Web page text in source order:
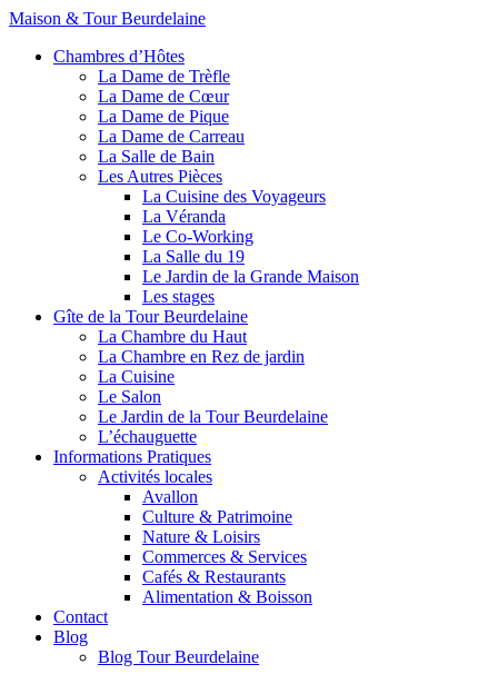
Maison & Tour Beurdelaine
Chambres d’Hôtes
La Dame de Trèfle
La Dame de Cœur
La Dame de Pique
La Dame de Carreau
La Salle de Bain
Les Autres Pièces
La Cuisine des Voyageurs
La Véranda
Le Co-Working
La Salle du 19
Le Jardin de la Grande Maison
Les stages
Gîte de la Tour Beurdelaine
La Chambre du Haut
La Chambre en Rez de jardin
La Cuisine
Le Salon
Le Jardin de la Tour Beurdelaine
L’échauguette
Informations Pratiques
Activités locales
Avallon
Culture & Patrimoine
Nature & Loisirs
Commerces & Services
Cafés & Restaurants
Alimentation & Boisson
Contact
Blog
Blog Tour Beurdelaine